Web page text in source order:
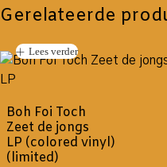
Gerelateerde
Lees verder
Boh Foi Toch
Zeet de jongs
LP (colored vinyl)
(limited)